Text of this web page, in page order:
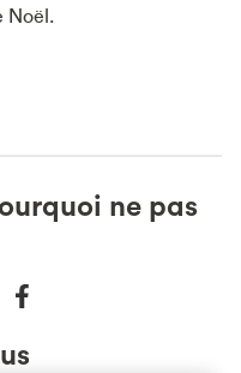
Noël.
ne pas